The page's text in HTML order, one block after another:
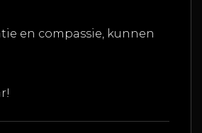
en compassie, kunnen